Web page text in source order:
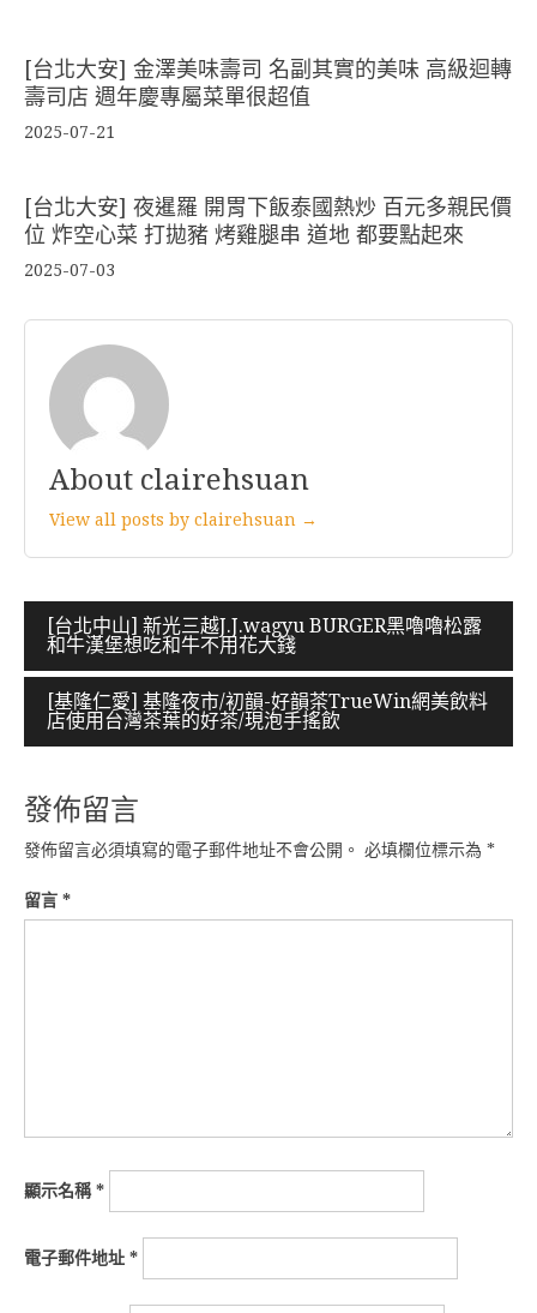
[台北大安] 金澤美味壽司 名副其實的美味 高級迴轉
壽司店 週年慶專屬菜單很超值
2025-07-21
[台北大安] 夜暹羅 開胃下飯泰國熱炒 百元多親民價
位 炸空心菜 打拋豬 烤雞腿串 道地 都要點起來
2025-07-03
About clairehsuan
View all posts by clairehsuan →
文
章
導
覽
[台北中山] 新光三越J.J.wagyu BURGER黑嚕嚕松露
和牛漢堡想吃和牛不用花大錢
[基隆仁愛] 基隆夜市/初韻-好韻茶TrueWin網美飲料
店使用台灣茶葉的好茶/現泡手搖飲
發佈留言
發佈留言必須填寫的電子郵件地址不會公開。 必填欄位標示為 *
留言 *
顯示名稱*
電子郵件地址 *